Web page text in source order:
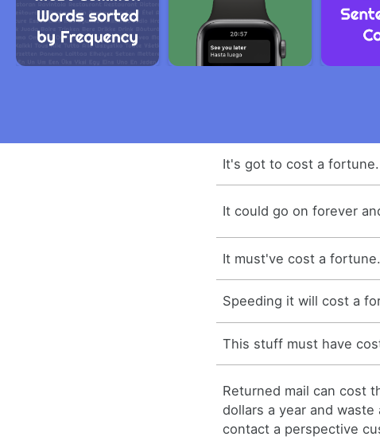
It's got to cost a fortune.
It could go on forever
It must've cost a fortune.
Speeding it will cost a
This stuff must have
Returned mail can cost
dollars a year and
contact a perspective